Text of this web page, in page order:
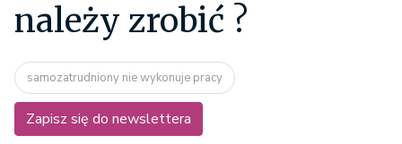
należy zrobić ?
samozatrudniony nie wykonuje pracy
Zapisz się do newslettera